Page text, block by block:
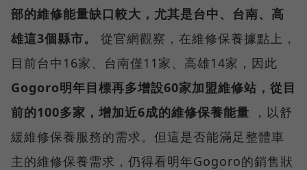
部的維修能量缺口較大，尤其是台中、台南、高
雄這3個縣市。
從官網觀察，在維修保養據點上，
目前台中16家、台南僅11家、高雄14家，因此
Gogoro明年目標再多增設60家加盟維修站，從目
前的100多家，增加近6成的維修保養能量 ，以舒
緩維修保養服務的需求。但這是否能滿足整體車
主的維修保養需求，仍得看明年Gogoro的銷售狀